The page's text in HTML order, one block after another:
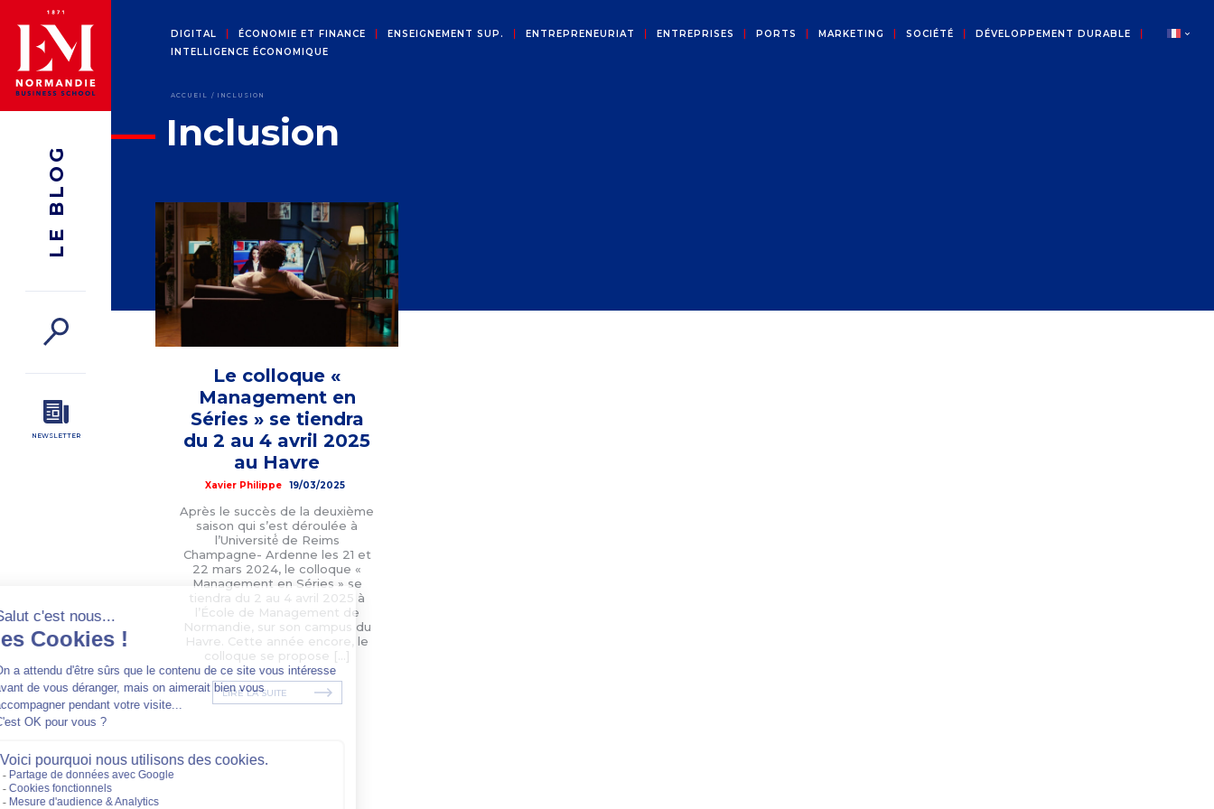
DIGITAL ÉCONOMIE ET FINANCE ENSEIGNEMENT SUP. ENTREPRENEURIAT ENTREPRISES PORTS MARKETING SOCIÉTÉ
DÉVELOPPEMENT DURABLE
INTELLIGENCE ÉCONOMIQUE
ACCUEIL INCLUSION
LE BLOG
NEWSLETTER
Inclusion
Le colloque «
Management en
Séries » se tiendra
du 2 au 4 avril 2025
au Havre
Xavier Philippe 19/03/2025
Après le succès de la deuxième
saison qui s’est déroulée à
l’Université́ de Reims
Champagne- Ardenne les 21 et
22 mars 2024, le colloque «
Management en Séries » se
tiendra du 2 au 4 avril 2025 à
l’École de Management de
Normandie, sur son campus du
Havre. Cette année encore, le
colloque se propose […]
LIRE LA SUITE